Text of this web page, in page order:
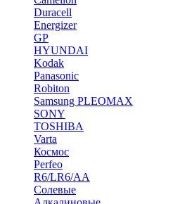
Duracell
Energizer
GP
HYUNDAI
Kodak
Panasonic
Robiton
Samsung PLEOMAX
SONY
TOSHIBA
Varta
Космос
Perfeo
R6/LR6/AA
Солевые